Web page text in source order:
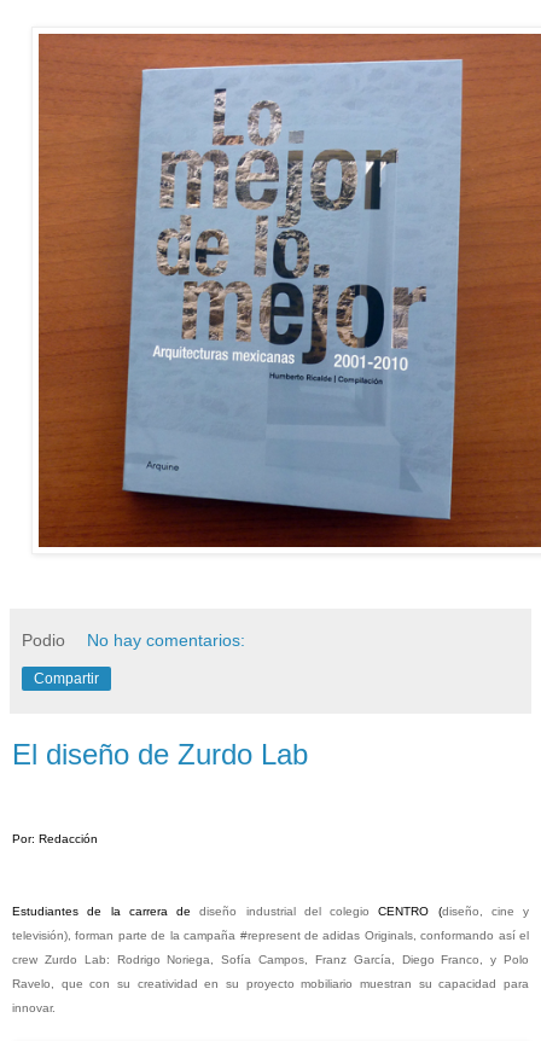
Podio No hay comentarios:
Compartir
El diseño de Zurdo Lab
Por: Redacción
Estudiantes de la carrera dediseño industrial del colegio CENTRO (diseño, cine y
televisión), forman parte de la campaña #represent de adidas Originals, conformando así el
crew Zurdo Lab: Rodrigo Noriega, Sofía Campos, Franz García, Diego Franco, y Polo
Ravelo, que con su creatividad en su proyecto mobiliario muestran su capacidad para
innovar.